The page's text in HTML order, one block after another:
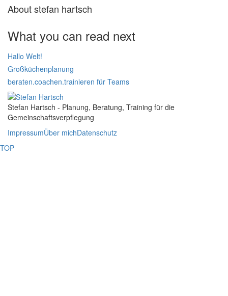
Aboutstefan hartsch
What you can read next
Hallo Welt!
Großküchenplanung
beraten.coachen.trainieren für Teams
Stefan Hartsch - Planung, Beratung, Training für die
Gemeinschaftsverpflegung
ImpressumÜber michDatenschutz
TOP